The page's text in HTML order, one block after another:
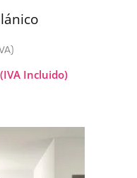
(IVA Incluido)